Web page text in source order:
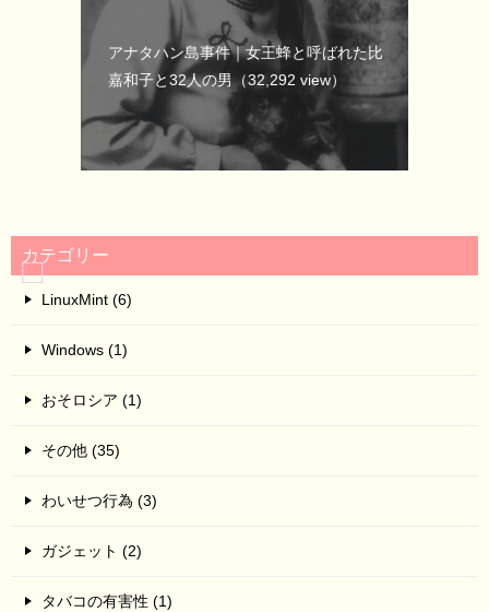
アナタハン島事件｜女王蜂と呼ばれた比
嘉和子と32人の男（32,292 view）
カテゴリー
LinuxMint (6)
Windows (1)
おそロシア (1)
その他 (35)
わいせつ行為 (3)
ガジェット (2)
タバコの有害性 (1)